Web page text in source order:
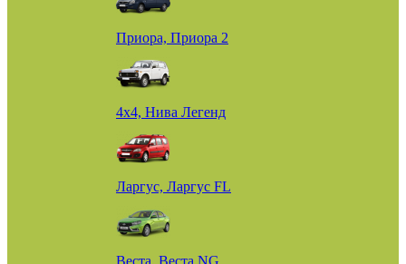
Приора, Приора 2
4х4, Нива Легенд
Ларгус, Ларгус FL
Веста, Веста NG